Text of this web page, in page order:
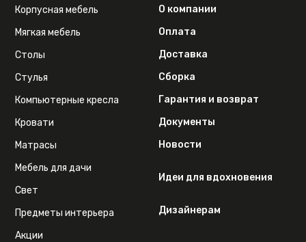
Корпусная мебель
Мягкая мебель
Столы
Стулья
Компьютерные кресла
Кровати
Матрасы
Мебель для дачи
Свет
Предметы интерьера
Акции
О компании
Оплата
Доставка
Сборка
Гарантия и возврат
Документы
Новости
Идеи для вдохновения
Дизайнерам